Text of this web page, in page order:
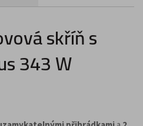
skříň s
343 W